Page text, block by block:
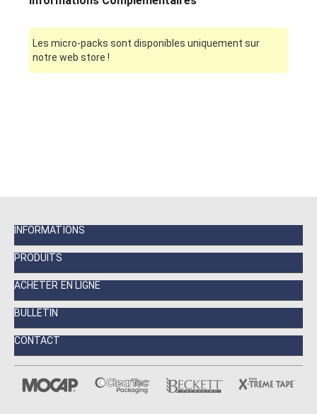
Les micro-packs sont disponibles uniquement sur
notre web store !
INFORMATIONS
PRODUITS
ACHETER EN LIGNE
BULLETIN
CONTACT